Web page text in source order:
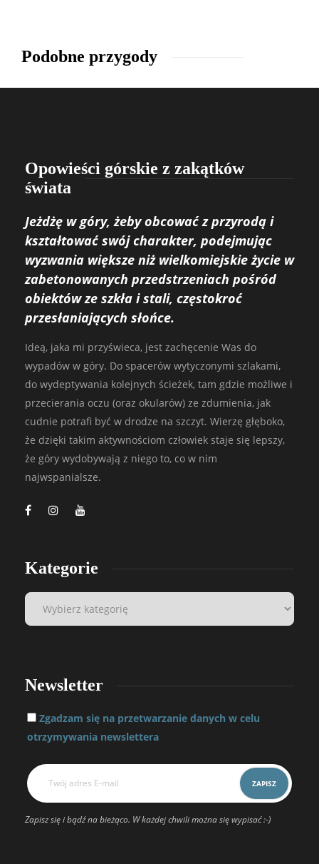
Podobne przygody
Opowieści górskie z zakątków
świata
Jeżdżę w góry, żeby obcować z przyrodą i
kształtować swój charakter, podejmując
wyzwania większe niż wielkomiejskie życie w
zabetonowanych przedstrzeniach pośród
obiektów ze szkła i stali, częstokroć
przesłaniających słońce.
Ideą, jaka mi przyświeca, jest zachęcenie Was do
wypadów w góry. Do spacerów wytyczonymi szlakami,
do wydeptywania kolejnych ścieżek, tam gdzie możliwe i
przecierania oczu (oraz okularów) ze zdumienia, jak
cudnie potrafi być w drodze na szczyt. Wierzę głęboko,
że dzięki takim aktywnościom człowiek staje się lepszy,
że góry wydobywają z niego to, co w nim
najwspanialsze.
Kategorie
Newsletter
Zgadzam się na przetwarzanie danych w celu
otrzymywania newslettera
Zapisz się i bądź na bieżąco. W każdej chwili można się wypisać :-)